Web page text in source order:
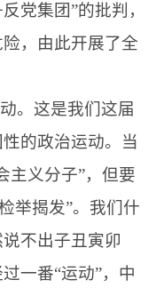
党集团”的批判，
，由此开展了全
。这是我们这届
的政治运动。当
主义分子”，但要
举揭发”。我们什
不出子丑寅卯
一番“运动”，中